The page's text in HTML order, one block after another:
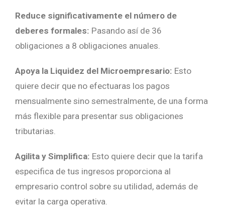
Reduce significativamente el número de
deberes formales: Pasando así de 36
obligaciones a 8 obligaciones anuales.
Apoya la Liquidez del Microempresario: Esto
quiere decir que no efectuaras los pagos
mensualmente sino semestralmente, de una forma
más flexible para presentar sus obligaciones
tributarias.
Agilita y Simplifica: Esto quiere decir que la tarifa
especifica de tus ingresos proporciona al
empresario control sobre su utilidad, además de
evitar la carga operativa.